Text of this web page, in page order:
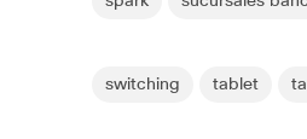
switching tablet